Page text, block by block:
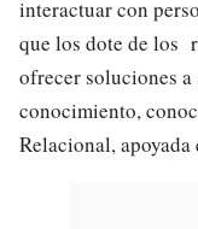
interactuar con
que los dote de los
ofrecer soluciones
conocimiento,
Relacional,